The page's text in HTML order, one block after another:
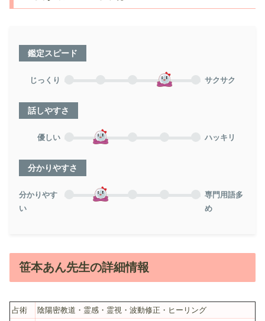
鑑定スピード
じっくり サクサク
話しやすさ
優しい ハッキリ
分かりやすさ
分かりやす
い
専門用語多
め
笹本あん先生の詳細情報
占術
陰陽密教道・霊感・霊視・波動修正・ヒーリング